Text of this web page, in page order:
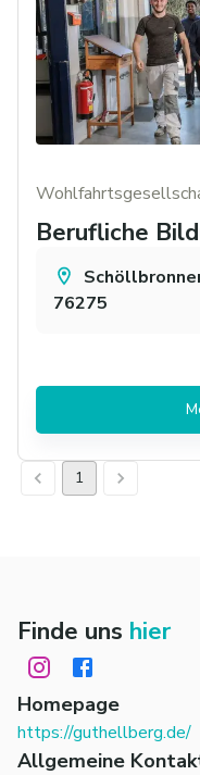
Berufliche
76275
1
Finde uns hier
Homepage
https://guthellberg.de/
Allgemeine